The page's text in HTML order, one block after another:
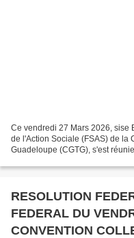
Ce vendredi 27 Mars 2026, sise
de l'Action Sociale (FSAS) de la
Guadeloupe (CGTG), s'est
RESOLUTION FEDERALE au
FEDERAL DU
CONVENTION